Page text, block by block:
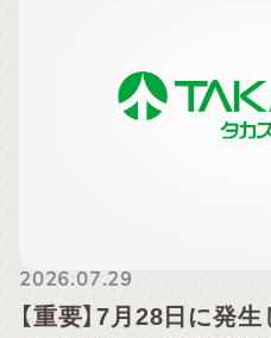
2026.07.29
【重要】7月28日に発